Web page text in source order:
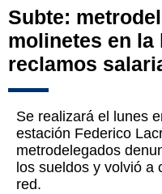
Subte:
molinetes en la
reclamos
Se realizará el lunes
estación Federico
metrodelegados
los sueldos y volvió a
red.